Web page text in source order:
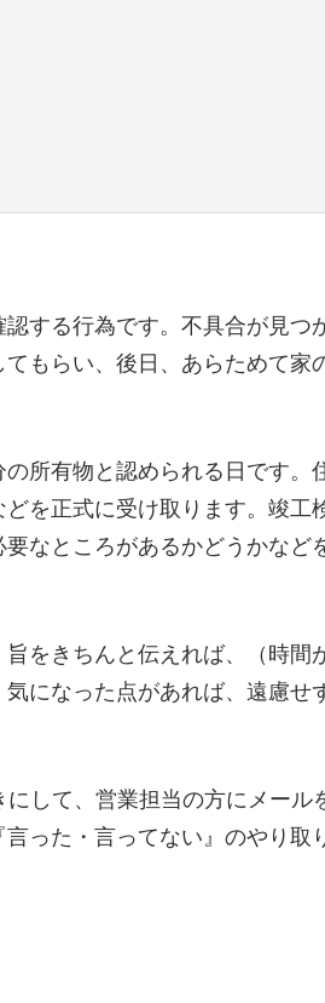
する行為です。不具合が見つ
もらい、後日、あらためて家
所有物と認められる日です。
を正式に受け取ります。竣工
なところがあるかどうかなど
をきちんと伝えれば、（時間
になった点があれば、遠慮せ
して、営業担当の方にメール
った・言ってない』のやり取